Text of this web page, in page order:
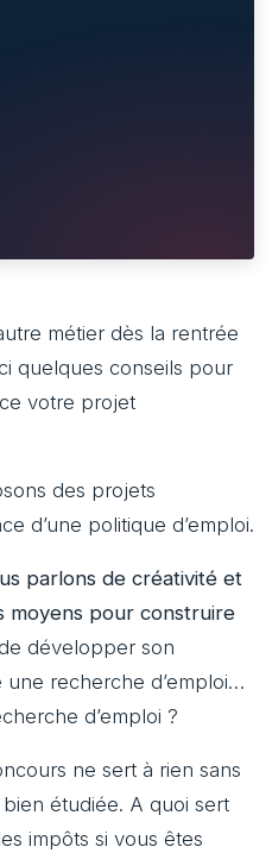
métier dès la rentrée
quelques conseils pour
votre projet
des projets
d’une politique d’emploi.
parlons de créativité et
moyens pour construire
de développer son
recherche d’emploi…
d’emploi ?
ne sert à rien sans
étudiée. A quoi sert
impôts si vous êtes